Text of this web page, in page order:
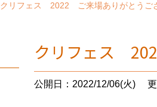
クリフェス 2022 ご来場ありがとうご
クリフェス
公開日：2022/12/06(火)